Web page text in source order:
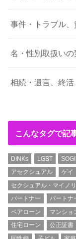
事件・トラブル、
名・性別取扱いの
相続・遺言、終活
こんなタグで記
DINKs LGBT
アセクシュアル
ゲイ
セクシュアル・マイノ
パートナー
パートナ
ペアローン
マンショ
住宅ローン
公正証書